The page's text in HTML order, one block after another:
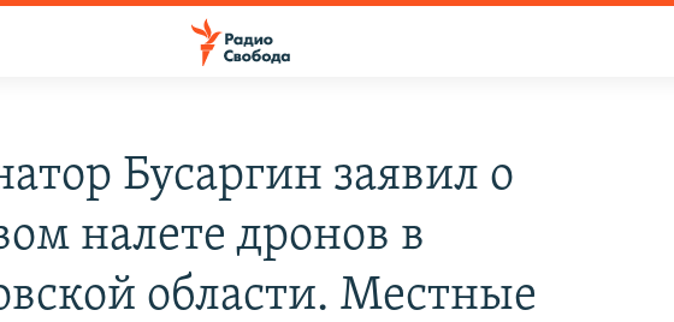
Бусаргин заявил о
налете дронов в
области. Местные